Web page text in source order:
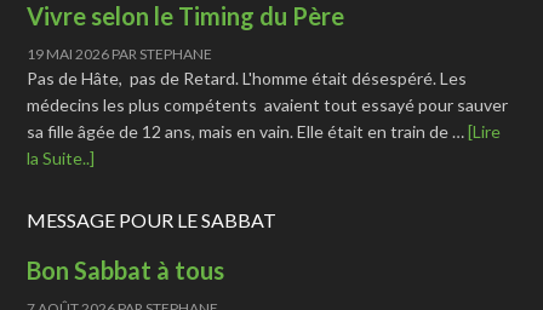
Vivre selon le Timing du Père
19 MAI 2026 PAR STEPHANE
Pas de Hâte, pas de Retard. L'homme était désespéré. Les
médecins les plus compétents avaient tout essayé pour sauver
sa fille âgée de 12 ans, mais en vain. Elle était en train de …[Lire
la Suite..]
MESSAGE POUR LE SABBAT
Bon Sabbat à tous